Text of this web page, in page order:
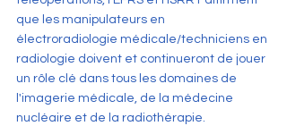
que les manipulateurs en
électroradiologie médicale/techniciens en
radiologie doivent et continueront de jouer
un rôle clé dans tous les domaines de
l'imagerie médicale, de la médecine
nucléaire et de la radiothérapie.